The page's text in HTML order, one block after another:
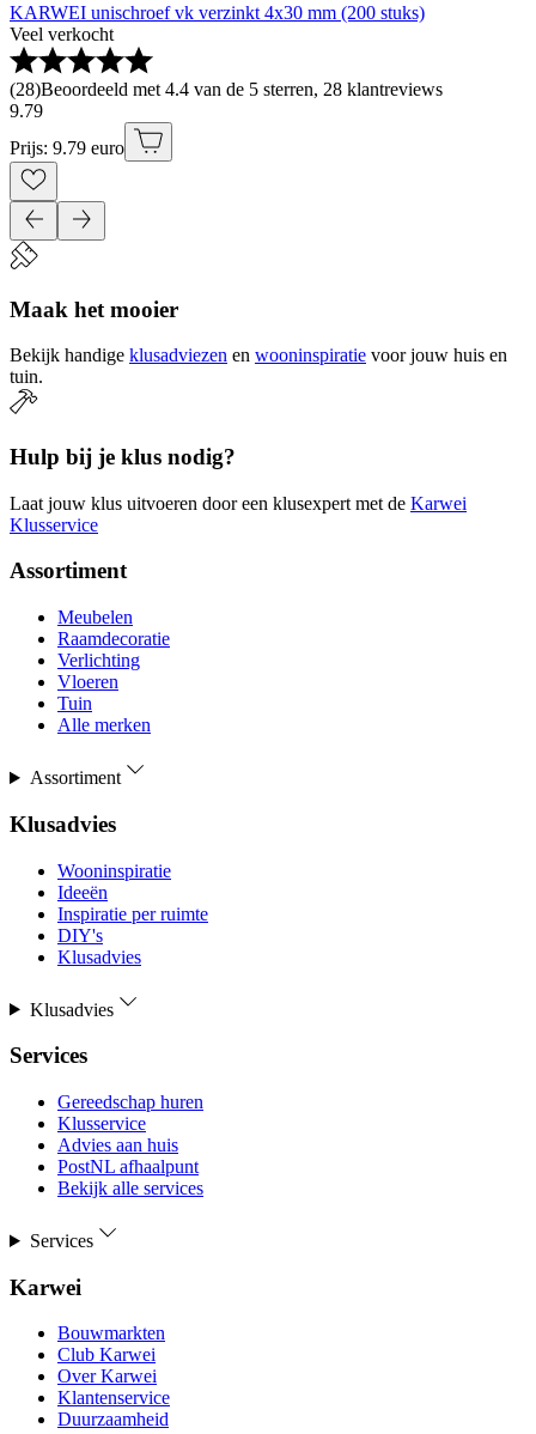
KARWEI unischroef vk verzinkt 4x30 mm (200 stuks)
Veel verkocht
(28)Beoordeeld met 4.4 van de 5 sterren, 28 klantreviews
9.79
Prijs: 9.79 euro
Maak het mooier
Bekijk handige klusadviezen en wooninspiratie voor jouw huis en
tuin.
Hulp bij je klus nodig?
Laat jouw klus uitvoeren door een klusexpert met de Karwei
Klusservice
Assortiment
Meubelen
Raamdecoratie
Verlichting
Vloeren
Tuin
Alle merken
Assortiment
Klusadvies
Wooninspiratie
Ideeën
Inspiratie per ruimte
DIY's
Klusadvies
Klusadvies
Services
Gereedschap huren
Klusservice
Advies aan huis
PostNL afhaalpunt
Bekijk alle services
Services
Karwei
Bouwmarkten
Club Karwei
Over Karwei
Klantenservice
Duurzaamheid